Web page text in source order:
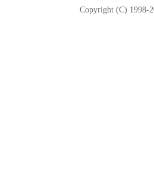
Copyright (C) 1998-